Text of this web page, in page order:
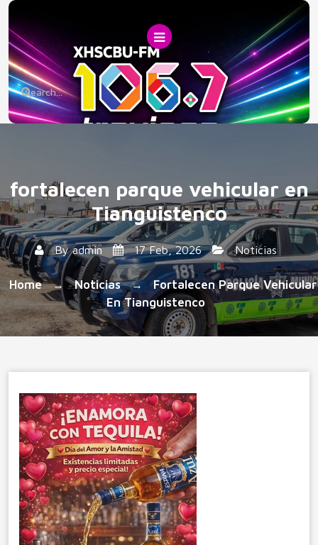
Skip
to
content
fortalecen parque vehicular en
Tianguistenco
Byadmin 17 Feb, 2026 Noticias
Home → Noticias →
Fortalecen Parque Vehicular
En Tianguistenco